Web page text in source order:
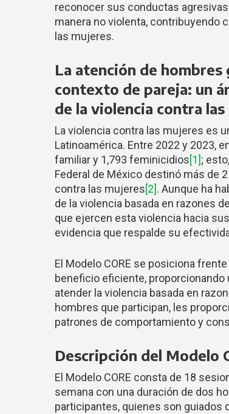
reconocer sus conductas
manera no violenta, contribuyendo
las mujeres.
La atención de
contexto de pareja: un
de la violencia contra
La violencia contra las mujeres es
Latinoamérica. Entre 2022 y 2023,
familiar y 1,793 feminicidios[1];
Federal de México destinó más de
contra las mujeres[2]. Aunque ha
de la violencia basada en razones
que ejercen esta violencia hacia
evidencia que respalde su
El Modelo CORE se posiciona
beneficio eficiente,
atender la violencia basada en
hombres que participan, les
patrones de comportamiento y
Descripción del Modelo
El Modelo CORE consta de 18
semana con una duración de dos
participantes, quienes son guiados